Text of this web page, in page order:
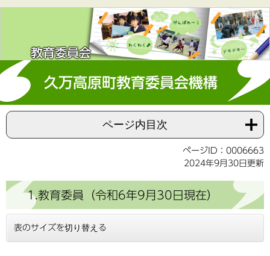
教育委員会
久万高原町教育委員会機構
ページ内目次
ページID：0006663
2024年9月30日更新
1.教育委員（令和6年9月30日現在）
表のサイズを切り替える